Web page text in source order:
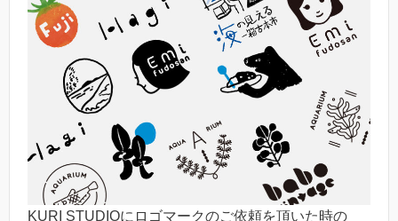
KURI STUDIOにロゴマークのご依頼を頂いた時の